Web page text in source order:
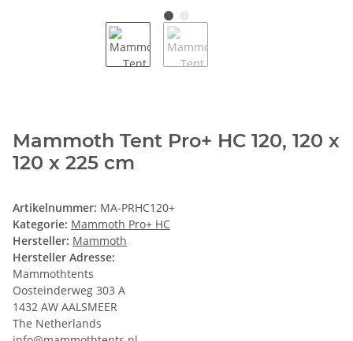
Mammoth Tent Pro+ HC 120, 120 x
120 x 225 cm
Artikelnummer: MA-PRHC120+
Kategorie: Mammoth Pro+ HC
Hersteller: Mammoth
Hersteller Adresse:
Mammothtents
Oosteinderweg 303 A
1432 AW AALSMEER
The Netherlands